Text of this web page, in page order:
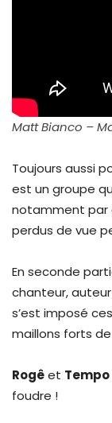
Matt Bianco –
Toujours aussi
est un groupe
notamment par
perdus de vue
En seconde
chanteur,
s’est imposé
maillons forts
Rogêet
foudre !